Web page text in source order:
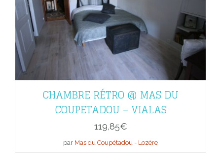
CHAMBRE RÉTRO @ MAS DU
COUPETADOU – VIALAS
119,85€
par Mas du Coupétadou - Lozère